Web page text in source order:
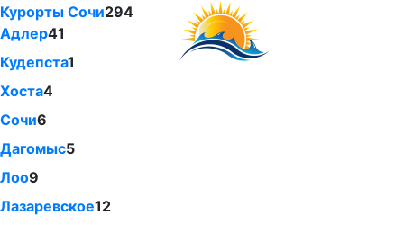
Курорты Сочи294
Адлер41
Кудепста1
Хоста4
Сочи6
Дагомыс5
Лоо9
Лазаревское12